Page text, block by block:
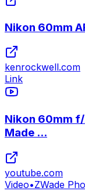
Nikon 60mm
kenrockwell.com
Link
Nikon 60mm f/
Made ...
youtube.com
Video•ZWade